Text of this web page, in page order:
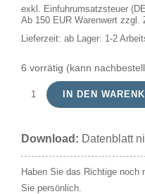
exkl. Einfuhrumsatzsteuer
Ab 150 EUR Warenwert zzgl.
Lieferzeit: ab Lager: 1-2
6 vorrätig (kann
Röhrenlampe
5W
E10*
IN DEN
Download: Datenblatt
Haben Sie das Richtige noch
Sie persönlich.